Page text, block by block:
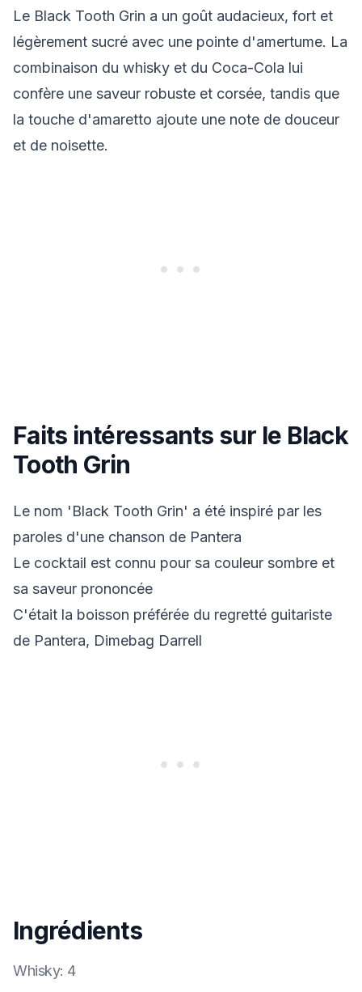
Le Black Tooth Grin a un goût audacieux, fort et
légèrement sucré avec une pointe d'amertume. La
combinaison du whisky et du Coca-Cola lui
confère une saveur robuste et corsée, tandis que
la touche d'amaretto ajoute une note de douceur
et de noisette.
Faits intéressants sur le Black
Tooth Grin
Le nom 'Black Tooth Grin' a été inspiré par les
paroles d'une chanson de Pantera
Le cocktail est connu pour sa couleur sombre et
sa saveur prononcée
C'était la boisson préférée du regretté guitariste
de Pantera, Dimebag Darrell
Ingrédients
Whisky: 4